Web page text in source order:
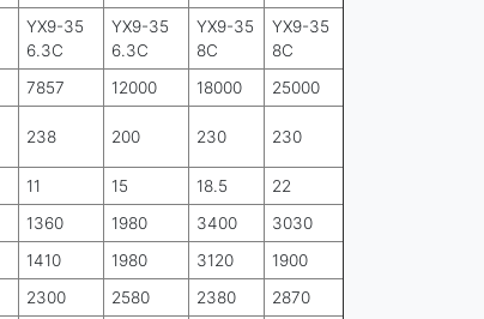
YX9-35
6.3C
YX9-35
6.3C
YX9-35
8C
YX9-35
8C
7857 12000 18000
25000
238 200 230 230
11 15 18.5 22
1360 1980 3400
3030
1410 1980 3120
1900
2300 2580 2380 2870